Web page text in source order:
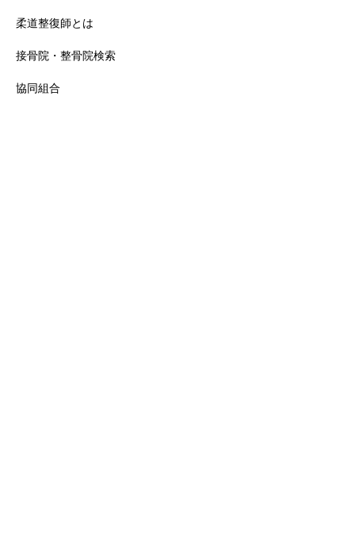
柔道整復師とは
接骨院・整骨院検索
協同組合